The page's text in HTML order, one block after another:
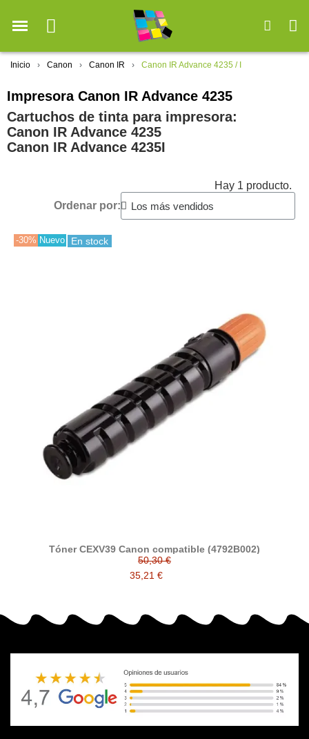
Inicio Canon Canon IR Canon IR Advance 4235 / I
Impresora Canon IR Advance 4235
Cartuchos de tinta para impresora:
Canon IR Advance 4235
Canon IR Advance 4235I
Hay 1 producto.
Ordenar por:
-30% Nuevo En stock
Tóner CEXV39 Canon compatible (4792B002)
50,30 €
35,21 €